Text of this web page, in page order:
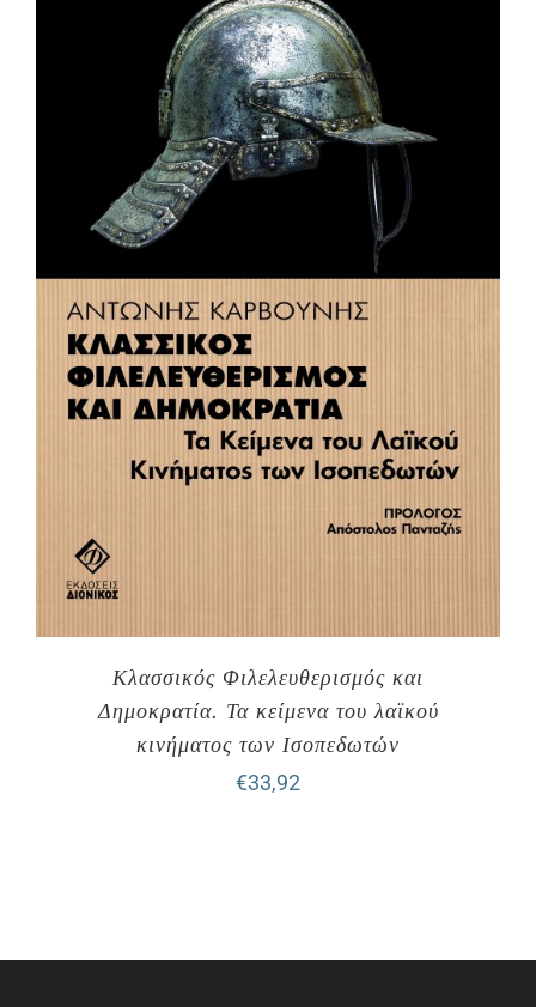
Κλασσικός Φιλελευθερισμός και
Δημοκρατία. Τα κείμενα του λαϊκού
κινήματος των Ισοπεδωτών
€33,92